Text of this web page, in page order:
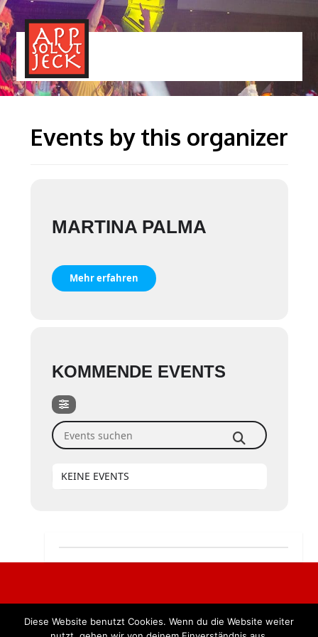
Events by this organizer
MARTINA PALMA
Mehr erfahren
KOMMENDE EVENTS
Events suchen
KEINE EVENTS
Alle Rechte vorbehalten. BKB Verlag GmbH
Diese Website benutzt Cookies. Wenn du die Website weiter